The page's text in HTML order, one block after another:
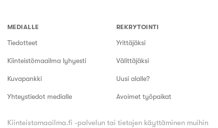
MEDIALLE
Tiedotteet
Kiinteistömaailma lyhyesti
Kuvapankki
Yhteystiedot medialle
REKRYTOINTI
Yrittäjäksi
Välittäjäksi
Uusi alalle?
Avoimet työpaikat
Kiinteistomaailma.fi -palvelun tai tietojen käyttäminen muihin